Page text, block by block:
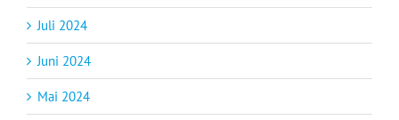
Juli 2024
Juni 2024
Mai 2024